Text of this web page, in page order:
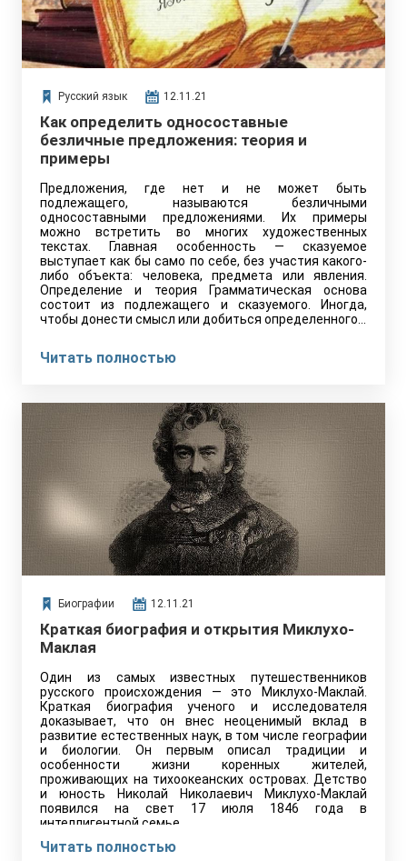
Русский язык 12.11.21
Как определить односоставные
безличные предложения: теория и
примеры
Предложения, где нет и не может быть
подлежащего, называются безличными
односоставными предложениями. Их примеры
можно встретить во многих художественных
текстах. Главная особенность — сказуемое
выступает как бы само по себе, без участия какого-
либо объекта: человека, предмета или явления.
Определение и теория Грамматическая основа
состоит из подлежащего и сказуемого. Иногда,
чтобы донести смысл или добиться определенного…
Читать полностью
Биографии 12.11.21
Краткая биография и открытия Миклухо-
Маклая
Один из самых известных путешественников
русского происхождения — это Миклухо-Маклай.
Краткая биография ученого и исследователя
доказывает, что он внес неоценимый вклад в
развитие естественных наук, в том числе географии
и биологии. Он первым описал традиции и
особенности жизни коренных жителей,
проживающих на тихоокеанских островах. Детство
и юность Николай Николаевич Миклухо-Маклай
появился на свет 17 июля 1846 года в
интеллигентной семье.…
Читать полностью